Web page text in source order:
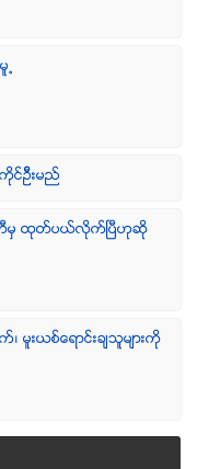
႕
ကိုင္ဥိီးမည္
ပါတီမွ ထုတ္ပယ္လိုက္ျပီဟုဆို
မူးယစ္ေရာင္းခ်သူမ်ားကို